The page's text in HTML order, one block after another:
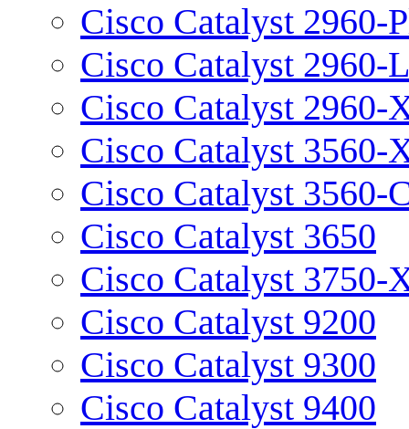
Cisco Catalyst 2960-
Cisco Catalyst 2960-L
Cisco Catalyst 2960-
Cisco Catalyst 3560-
Cisco Catalyst 3560-
Cisco Catalyst 3650
Cisco Catalyst 3750-
Cisco Catalyst 9200
Cisco Catalyst 9300
Cisco Catalyst 9400